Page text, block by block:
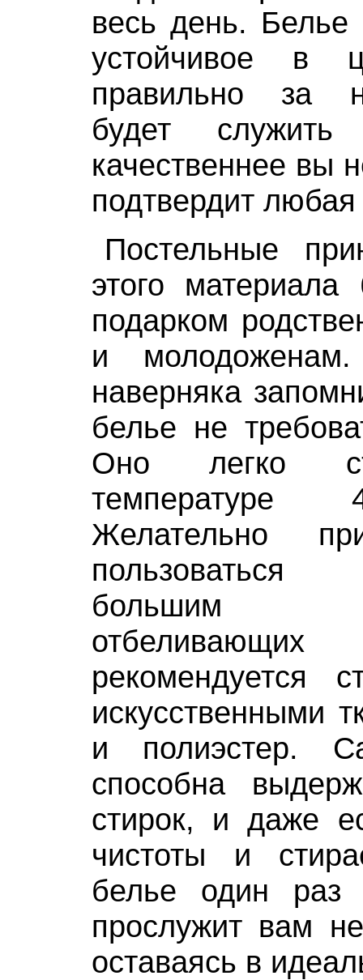
весь день. Белье
устойчивое в
правильно за
будет
качественнее вы
подтвердит любая
Постельные
этого материала
подарком
и
наверняка
белье не
Оно легко
температуре
Желательно
большим
рекомендуется
искусственными
и полиэстер.
способна
стирок, и даже
чистоты и
белье один
прослужит вам
оставаясь в